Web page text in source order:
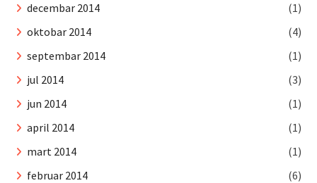
decembar 2014
(1)
oktobar 2014
(4)
septembar 2014
(1)
jul 2014
(3)
jun 2014
(1)
april 2014
(1)
mart 2014
(1)
februar 2014
(6)